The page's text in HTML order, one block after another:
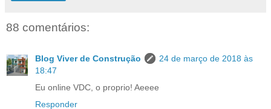
88 comentários:
Blog Viver de Construção
24 de março de 2018 às
18:47
Eu online VDC, o proprio! Aeeee
Responder